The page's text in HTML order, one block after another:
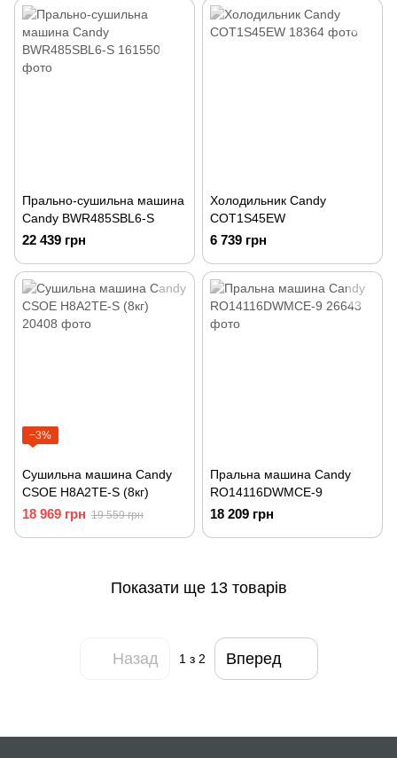
Прально-сушильна машина
Candy BWR485SBL6-S
22 439 грн
Холодильник Candy
COT1S45EW
6 739 грн
−3%
Сушильна машина Candy
CSOE H8A2TE-S (8кг)
18 969 грн 19 559 грн
Пральна машина Candy
RO14116DWMCE-9
18 209 грн
Показати ще 13 товарів
Назад 1 з 2 Вперед